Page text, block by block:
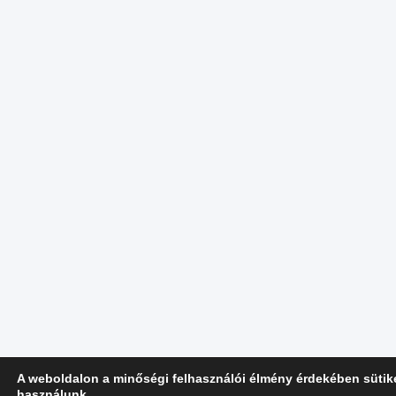
A weboldalon a minőségi felhasználói élmény érdekében